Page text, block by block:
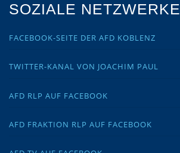
SOZIALE NETZWERKE
FACEBOOK-SEITE DER AFD KOBLENZ
TWITTER-KANAL VON JOACHIM PAUL
AFD RLP AUF FACEBOOK
AFD FRAKTION RLP AUF FACEBOOK